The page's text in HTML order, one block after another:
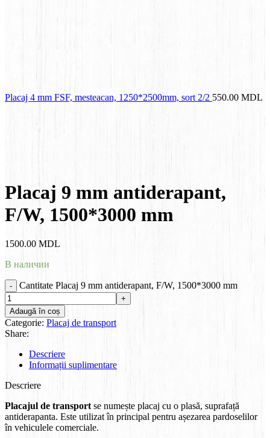
Placaj 4 mm FSF, mesteacan, 1250*2500mm, sort 2/2 550.00 MDL
Placaj 9 mm antiderapant,
F/W, 1500*3000 mm
1500.00 MDL
В наличии
Cantitate Placaj 9 mm antiderapant, F/W, 1500*3000 mm
Adaugă în coș
Categorie: Placaj de transport
Share:
Descriere
Informații suplimentare
Descriere
Placajul de transport se numește placaj cu o plasă, suprafață
antiderapanta. Este utilizat în principal pentru așezarea pardoselilor
în vehiculele comerciale.